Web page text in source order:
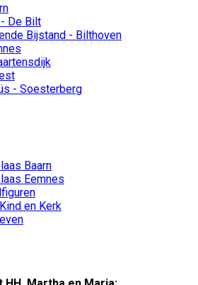
De Bilt
Bijstand - Bilthoven
- Soesterberg
Baarn
Eemnes
en Kerk